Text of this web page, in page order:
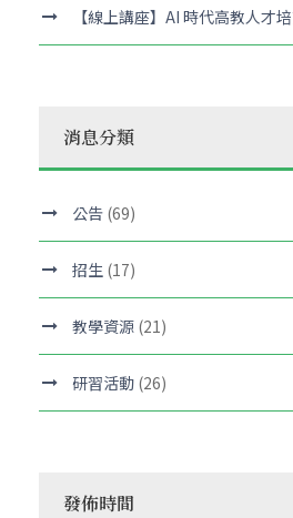
【線上講座】AI 時代高教人才
消息分類
公告 (69)
招生 (17)
教學資源 (21)
研習活動 (26)
發佈時間